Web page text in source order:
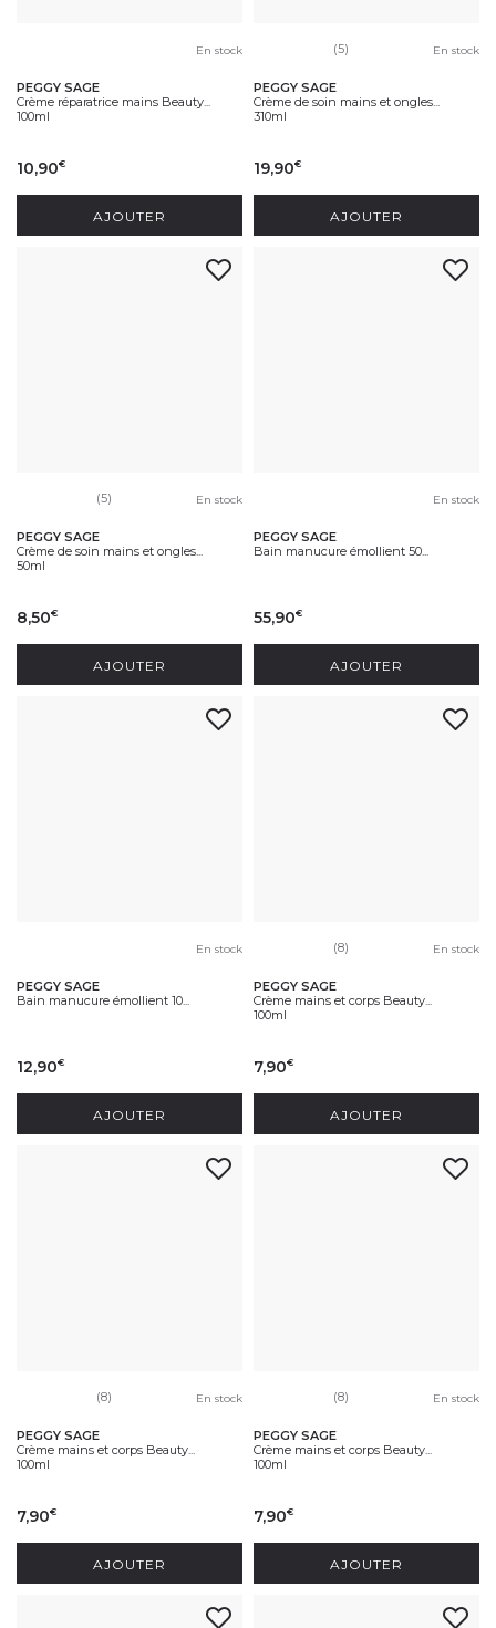
En stock
PEGGY SAGE
Crème réparatrice mains Beauty...
100ml
10,90€
AJOUTER
(5) En stock
PEGGY SAGE
Crème de soin mains et ongles...
310ml
19,90€
AJOUTER
(5) En stock
PEGGY SAGE
Crème de soin mains et ongles...
50ml
8,50€
AJOUTER
En stock
PEGGY SAGE
Bain manucure émollient 50...
55,90€
AJOUTER
En stock
PEGGY SAGE
Bain manucure émollient 10...
12,90€
AJOUTER
(8) En stock
PEGGY SAGE
Crème mains et corps Beauty...
100ml
7,90€
AJOUTER
(8) En stock
PEGGY SAGE
Crème mains et corps Beauty...
100ml
7,90€
AJOUTER
(8) En stock
PEGGY SAGE
Crème mains et corps Beauty...
100ml
7,90€
AJOUTER